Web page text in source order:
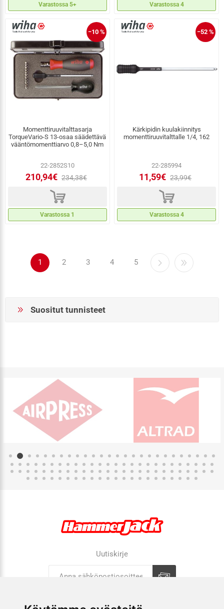
Varastossa 5+ Varastossa 4
−10 %
Momenttiruuvitalttasarja
TorqueVario-S 13-osaa säädettävä
vääntömomenttiarvo 0,8–5,0 Nm
22-2852S10
210,94€ 234,38€
d
Varastossa 1
−52 %
Kärkipidin kuulakiinnitys
momenttiruuvitalttalle 1/4, 162
22-285994
11,59€ 23,99€
d
Varastossa 4
1 2 3 4 5
Suositut tunnisteet
Uutiskirje